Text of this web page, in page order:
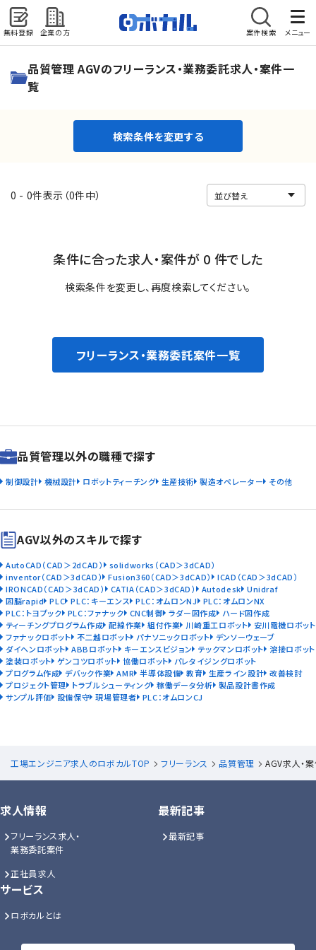
無料登録 企業の方 案件検索 メニュー
検索条件を変更する
品質管理 AGVのフリーランス・業務委託求人・案件一
覧
検索条件を変更する
0 - 0件表示（0件中）
条件に合った求人・案件が 0 件でした
検索条件を変更し、再度検索してください。
フリーランス・業務委託案件一覧
品質管理以外の職種で探す
制御設計 機械設計 ロボットティーチング 生産技術 製造オペレーター その他
AGV以外のスキルで探す
AutoCAD（CAD＞2dCAD）
solidworks（CAD＞3dCAD）
inventor（CAD＞3dCAD） Fusion360（CAD＞3dCAD）
ICAD（CAD＞3dCAD）
IRONCAD（CAD＞3dCAD）
CATIA（CAD＞3dCAD） Autodesk Unidraf
図脳rapid PLC PLC：キーエンス PLC：オムロンNJ
PLC：オムロンNX
PLC：トヨプック PLC：ファナック CNC制御 ラダー図作成
ハード図作成
ティーチングプログラム作成 配線作業 組付作業 川崎重工ロボット
安川電機ロボット
ファナックロボット
不二越ロボット パナソニックロボット デンソーウェーブ
ダイヘンロボット ABBロボット キーエンスビジョン テックマンロボット 溶接ロボット
塗装ロボット ゲンコツロボット 協働ロボット
パレタイジングロボット
プログラム作成 デバック作業 AMR 半導体設備 教育 生産ライン設計 改善検討
プロジェクト管理 トラブルシューティング 稼働データ分析 製品設計書作成
サンプル評価 設備保守 現場管理者 PLC：オムロンCJ
工場エンジニア求人のロボカルTOP フリーランス 品質管理 AGV求人・
求人情報
フリーランス求人・
業務委託案件
正社員求人
最新記事
最新記事
サービス
ロボカルとは